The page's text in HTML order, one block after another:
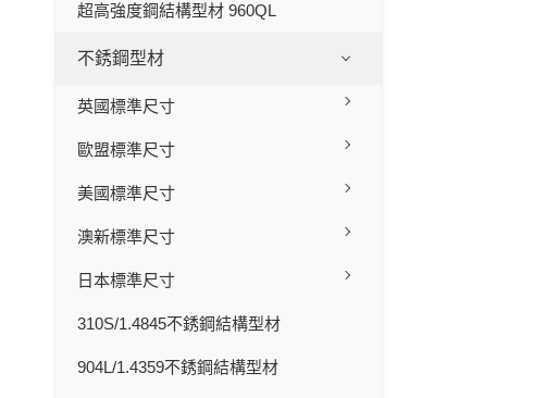
超高強度鋼結構型材 960QL
不銹鋼型材
英國標準尺寸
歐盟標準尺寸
美國標準尺寸
澳新標準尺寸
日本標準尺寸
310S/1.4845不銹鋼結構型材
904L/1.4359不銹鋼結構型材